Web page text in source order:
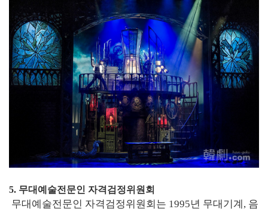
5. 무대예술전문인 자격검정위원회
무대예술전문인 자격검정위원회는 1995년 무대기계, 음